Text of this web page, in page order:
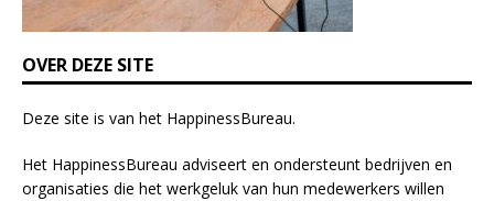
n
k
.
OVER DEZE SITE
Deze site is van het HappinessBureau.
Het HappinessBureau adviseert en ondersteunt bedrijven en
organisaties die het werkgeluk van hun medewerkers willen